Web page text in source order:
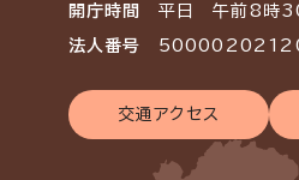
開庁時間 平日 午前8時
法人番号
交通アクセス